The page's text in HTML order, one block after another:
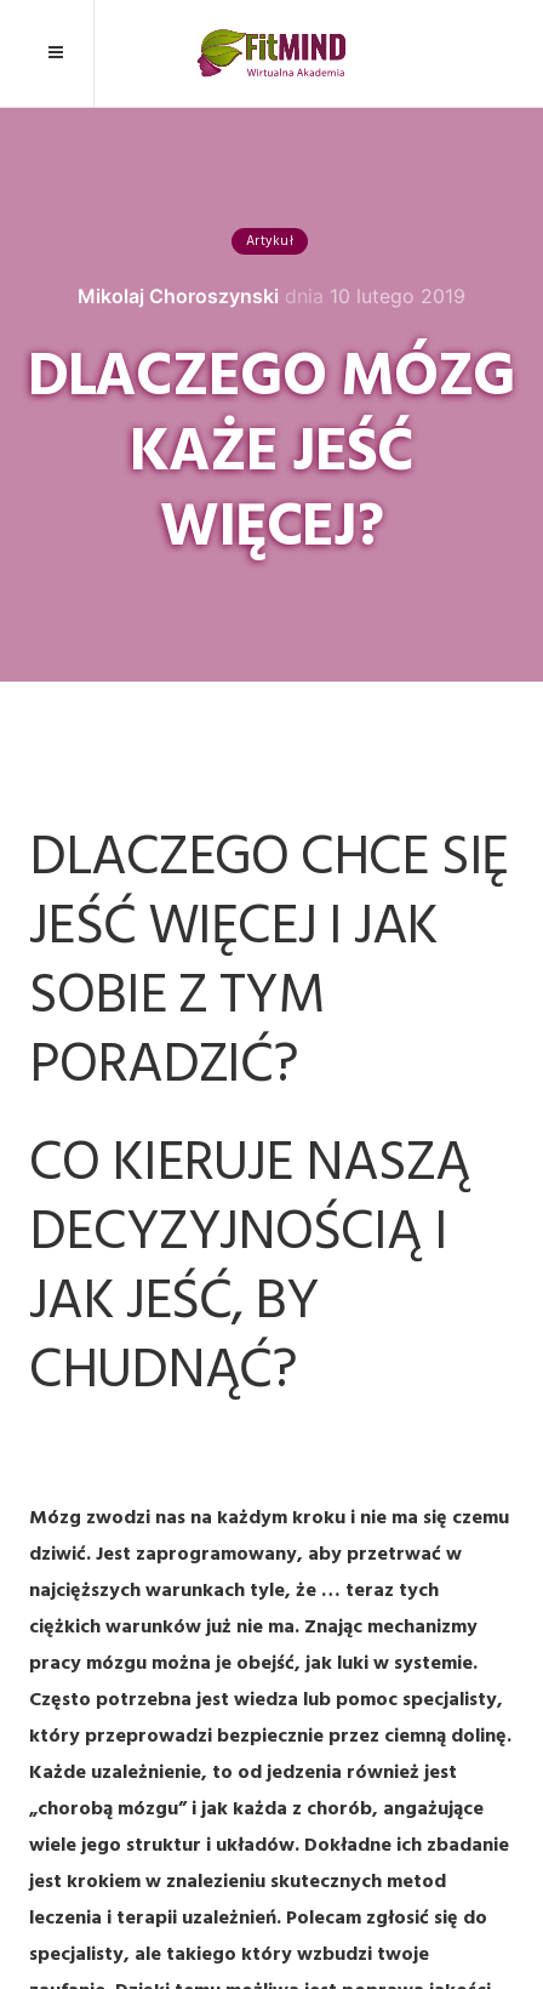
Artykuł
Mikolaj Choroszynski dnia 10 lutego 2019
DLACZEGO MÓZG
KAŻE JEŚĆ
WIĘCEJ?
DLACZEGO CHCE SIĘ
JEŚĆ WIĘCEJ I JAK
SOBIE Z TYM
PORADZIĆ?
CO KIERUJE NASZĄ
DECYZYJNOŚCIĄ I
JAK JEŚĆ, BY
CHUDNĄĆ?
Mózg zwodzi nas na każdym kroku i nie ma się czemu
dziwić. Jest zaprogramowany, aby przetrwać w
najcięższych warunkach tyle, że … teraz tych
ciężkich warunków już nie ma. Znając mechanizmy
pracy mózgu można je obejść, jak luki w systemie.
Często potrzebna jest wiedza lub pomoc specjalisty,
który przeprowadzi bezpiecznie przez ciemną dolinę.
Każde uzależnienie, to od jedzenia również jest
„chorobą mózgu” i jak każda z chorób, angażujące
wiele jego struktur i układów. Dokładne ich zbadanie
jest krokiem w znalezieniu skutecznych metod
leczenia i terapii uzależnień. Polecam zgłosić się do
specjalisty, ale takiego który wzbudzi twoje